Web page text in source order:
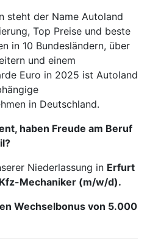
steht der Name Autoland
Top Preise und beste
in 10 Bundesländern, über
und einem
Euro in 2025 ist Autoland
in Deutschland.
haben Freude am Beruf
Niederlassung in Erfurt
Mechaniker (m/w/d).
Wechselbonus von 5.000